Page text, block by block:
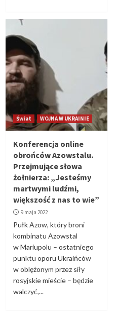
Świat WOJNA W UKRAINIE
Konferencja online
obrońców Azowstalu.
Przejmujące słowa
żołnierza: „Jesteśmy
martwymi ludźmi,
większość z nas to wie”
9 maja 2022
Pułk Azow, który broni
kombinatu Azowstal
w Mariupolu – ostatniego
punktu oporu Ukraińców
w oblężonym przez siły
rosyjskie mieście – będzie
walczyć,...